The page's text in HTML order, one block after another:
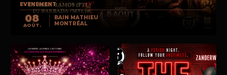
EVENEMENT
08
AOÛT.
BAIN MATHIEU
MONTRÉAL